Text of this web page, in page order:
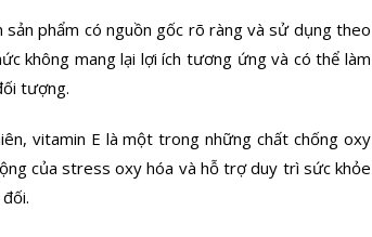
phẩm có nguồn gốc rõ ràng và sử dụng theo
không mang lại lợi ích tương ứng và có thể làm
tượng.
vitamin E là một trong những chất chống oxy
của stress oxy hóa và hỗ trợ duy trì sức khỏe